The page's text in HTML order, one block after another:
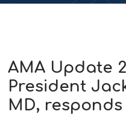
AMA Update
President
MD,